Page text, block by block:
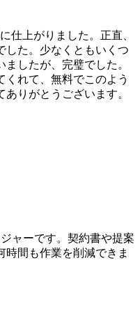
仕上がりました。正直、
した。少なくともいくつ
したが、完璧でした。
くれて、無料でこのよう
りがとうございます。
ャーです。契約書や提案
時間も作業を削減できま